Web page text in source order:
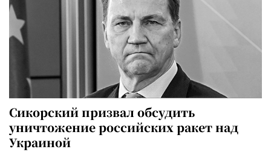
Сикорский призвал обсудить
уничтожение российских ракет над
Украиной